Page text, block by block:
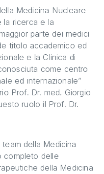
Medicina Nucleare
la ricerca e la
parte dei medici
titolo accademico ed
e la Clinica di
come centro
ed internazionale”
Prof. Dr. med. Giorgio
ruolo il Prof. Dr.
della Medicina
completo delle
della Medicina